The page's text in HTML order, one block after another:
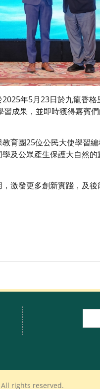
年5月23日於九龍香格
成果，並即時獲得嘉賓
育團25位公民大使學習
及公眾產生保護大自然
發更多創新實踐，及後
rights reserved.